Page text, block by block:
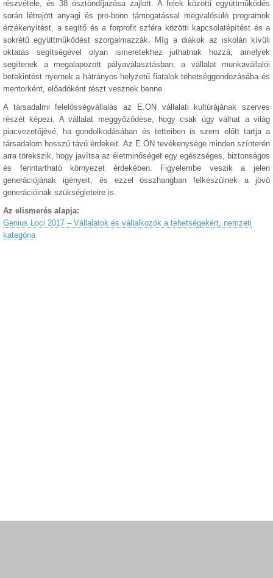
részvétele, és 38 ösztöndíjazása zajlott. A felek közötti együttműködés
során létrejött anyagi és pro-bono támogatással megvalósuló programok
érzékenyítést, a segítő és a forprofit szféra közötti kapcsolatépítést és a
sokrétű együttműködést szorgalmazzák. Míg a diákok az iskolán kívüli
oktatás segítségével olyan ismeretekhez juthatnak hozzá, amelyek
segítenek a megalapozott pályaválasztásban; a vállalat munkavállalói
betekintést nyernek a hátrányos helyzetű fiatalok tehetséggondozásába és
mentorként, előadóként részt vesznek benne.
A társadalmi felelősségvállalás az E.ON vállalati kultúrájának szerves
részét képezi. A vállalat meggyőződése, hogy csak úgy válhat a világ
piacvezetőjévé, ha gondolkodásában és tetteiben is szem előtt tartja a
társadalom hosszú távú érdekeit. Az E.ON tevékenysége minden színterén
arra törekszik, hogy javítsa az életminőséget egy egészséges, biztonságos
és fenntartható környezet érdekében. Figyelembe veszik a jelen
generációjának igényeit, és ezzel összhangban felkészülnek a jövő
generációinak szükségleteire is.
Az elismerés alapja:
Genius Loci 2017 – Vállalatok és vállalkozók a tehetségekért, nemzeti
kategória